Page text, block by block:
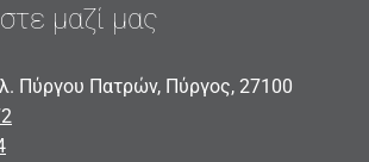
μαζί μας
Πύργου Πατρών, Πύργος, 27100